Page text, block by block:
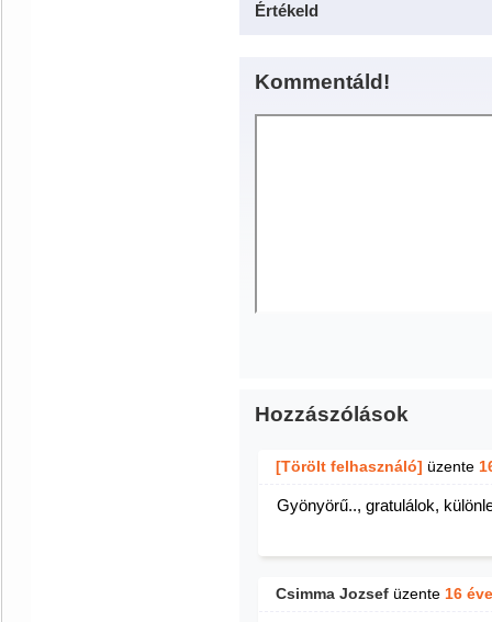
Értékeld
Kommentáld!
Hozzászólások
[Törölt felhasználó] üzente
Gyönyörű.., gratulálok,
Csimma Jozsef üzente 16 éve